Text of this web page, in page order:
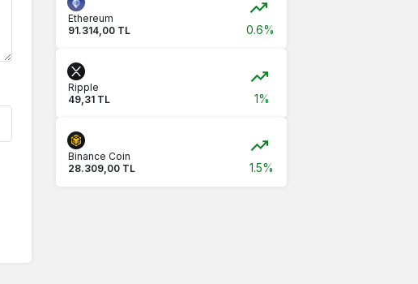
Ethereum
91.314,00 TL
0.6%
Ripple
49,31 TL
1%
Binance Coin
28.309,00 TL
1.5%